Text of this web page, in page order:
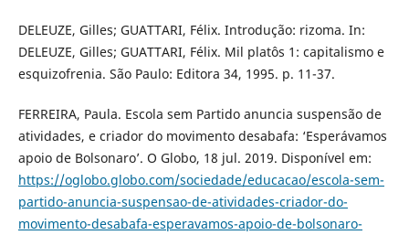
DELEUZE, Gilles; GUATTARI, Félix. Introdução: rizoma. In:
DELEUZE, Gilles; GUATTARI, Félix. Mil platôs 1: capitalismo e
esquizofrenia. São Paulo: Editora 34, 1995. p. 11-37.
FERREIRA, Paula. Escola sem Partido anuncia suspensão de
atividades, e criador do movimento desabafa: ‘Esperávamos
apoio de Bolsonaro’. O Globo, 18 jul. 2019. Disponível em:
https://oglobo.globo.com/sociedade/educacao/escola-sem-
partido-anuncia-suspensao-de-atividades-criador-do-
movimento-desabafa-esperavamos-apoio-de-bolsonaro-